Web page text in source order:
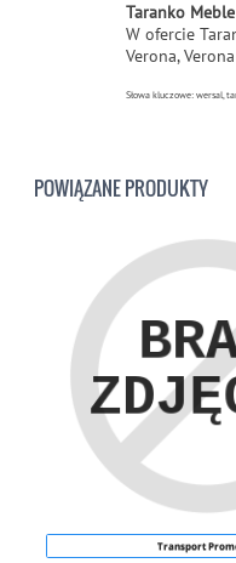
Taranko
W ofercie
Verona,
Słowa kluczowe: wersal,
POWIĄZANE PRODUKTY
Transport